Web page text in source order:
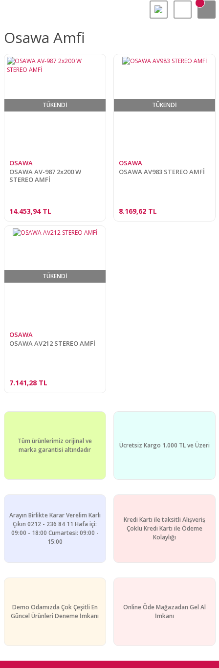
Osawa Amfi
TÜKENDİ
OSAWA
OSAWA AV-987 2x200 W
STEREO AMFİ
14.453,94 TL
TÜKENDİ
OSAWA
OSAWA AV983 STEREO AMFİ
8.169,62 TL
TÜKENDİ
OSAWA
OSAWA AV212 STEREO AMFİ
7.141,28 TL
Tüm ürünlerimiz orijinal ve
marka garantisi altındadır
Ücretsiz Kargo 1.000 TL ve Üzeri
Arayın Birlikte Karar Verelim Karlı
Çıkın 0212 - 236 84 11 Hafa içi:
09:00 - 18:00 Cumartesi: 09:00 -
15:00
Kredi Kartı ile taksitli Alışveriş
Çoklu Kredi Kartı ile Ödeme
Kolaylığı
Demo Odamızda Çok Çeşitli En
Güncel Ürünleri Deneme İmkanı
Online Öde Mağazadan Gel Al
İmkanı